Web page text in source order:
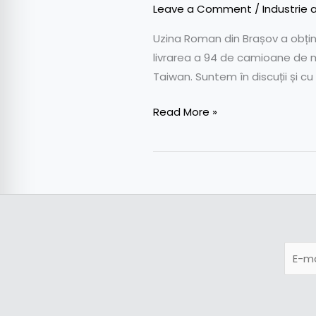
Leave a Comment / Industrie
Uzina Roman din Brașov a
livrarea a 94 de camioane de
Taiwan. Suntem în discuții și
Read More »